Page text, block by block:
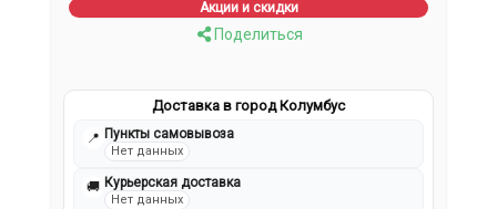
Акции и скидки
Поделиться
Доставка в город Колумбус
📍 Пункты самовывоза
Нет данных
🚚 Курьерская доставка
Нет данных